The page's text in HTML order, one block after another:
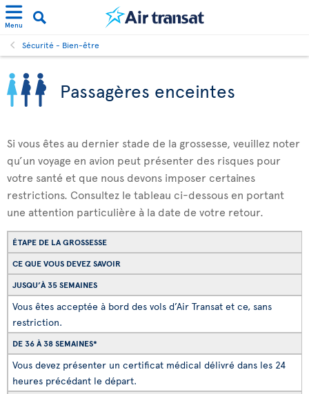
Menu
Sécurité - Bien-être
Passagères enceintes
Si vous êtes au dernier stade de la grossesse, veuillez noter
qu’un voyage en avion peut présenter des risques pour
votre santé et que nous devons imposer certaines
restrictions. Consultez le tableau ci-dessous en portant
une attention particulière à la date de votre retour.
ÉTAPE DE LA GROSSESSE
CE QUE VOUS DEVEZ SAVOIR
JUSQU’À 35 SEMAINES
Vous êtes acceptée à bord des vols d’Air Transat et ce, sans
restriction.
DE 36 À 38 SEMAINES*
Vous devez présenter un certificat médical délivré dans les 24
heures précédant le départ.